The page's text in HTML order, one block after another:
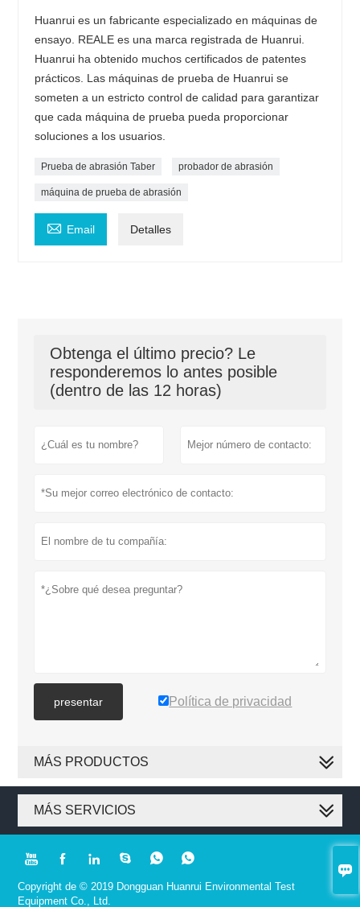

Huanrui es un fabricante especializado en máquinas de
ensayo. REALE es una marca registrada de Huanrui.
Huanrui ha obtenido muchos certificados de patentes
prácticos. Las máquinas de prueba de Huanrui se
someten a un estricto control de calidad para garantizar
que cada máquina de prueba pueda proporcionar
soluciones a los usuarios.
Prueba de abrasión Taber probador de abrasión
máquina de prueba de abrasión
 Email Detalles
Obtenga el último precio? Le
responderemos lo antes posible
(dentro de las 12 horas)
presentar Política de privacidad
MÁS PRODUCTOS
MÁS SERVICIOS
     
Copyright de © 2019 Dongguan Huanrui Environmental Test
Equipment Co., Ltd.